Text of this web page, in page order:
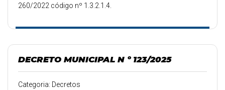
260/2022 código nº 1.3.2.1.4.
DECRETO MUNICIPAL N º 123/2025
Categoria: Decretos